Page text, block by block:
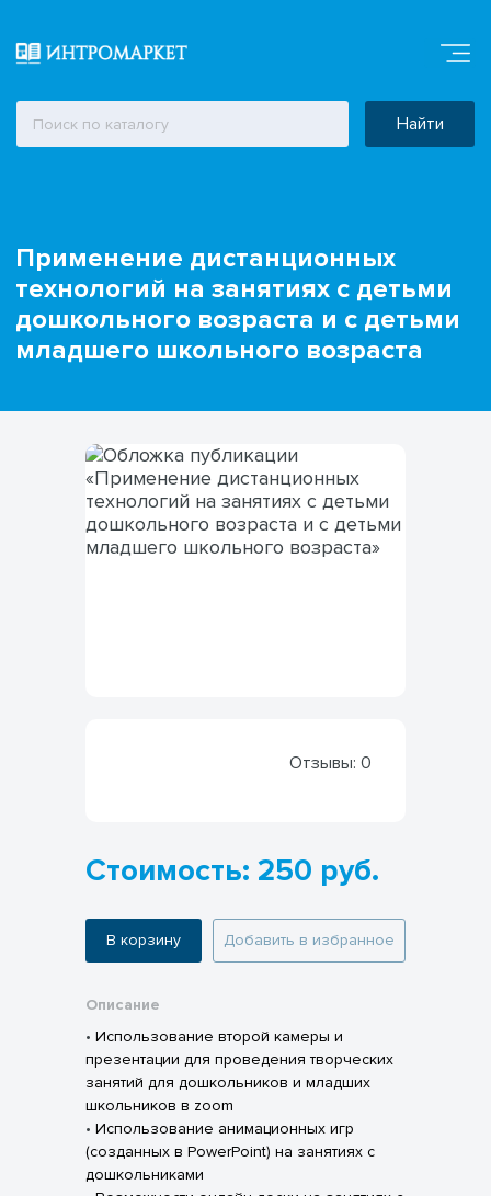
Найти
Применение дистанционных
технологий на занятиях с детьми
дошкольного возраста и с детьми
младшего школьного возраста
Отзывы: 0
Стоимость: 250 руб.
В корзину Добавить в избранное
Описание
• Использование второй камеры и
презентации для проведения творческих
занятий для дошкольников и младших
школьников в zoom
• Использование анимационных игр
(созданных в PowerPoint) на занятиях с
дошкольниками